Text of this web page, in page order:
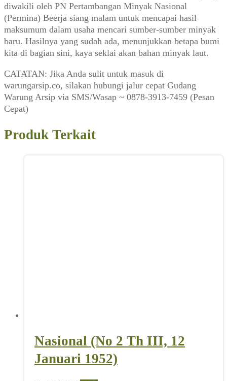
diwakili oleh PN Pertambangan Minyak Nasional
(Permina) Beerja siang malam untuk mencapai hasil
maksumum dalam usaha mencari sumber-sumber minyak
baru. Hasilnya yang sudah ada, menunjukkan betapa bumi
kita di bagian sini, kaya seklai akan bahan minyak laut.
CATATAN: Jika Anda sulit untuk masuk di
warungarsip.co, silakan hubungi jalur cepat Gudang
Warung Arsip via SMS/Wasap ~ 0878-3913-7459 (Pesan
Cepat)
Produk Terkait
Nasional (No 2 Th III, 12
Januari 1952)